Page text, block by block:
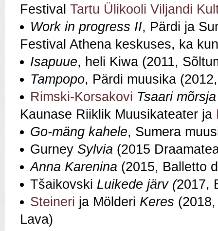
Festival Tartu Ülikooli Viljandi
Work in progress II, Pärdi ja
Festival Athena keskuses, ka
Isapuue, heli Kiwa (2011,
Tampopo, Pärdi muusika
Rimski-Korsakovi Tsaari mõrsja
Kaunase Riiklik Muusikateater ja
Go-mäng kahele, Sumera
Gurney Sylvia (2015
Anna Karenina (2015, Balletto
Tšaikovski Luikede järv (2017,
Steineri ja Mölderi Keres
Lava)